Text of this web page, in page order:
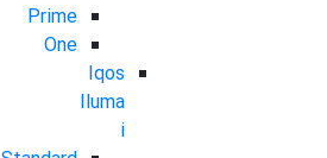
Prime
One
Iqos
Iluma
i